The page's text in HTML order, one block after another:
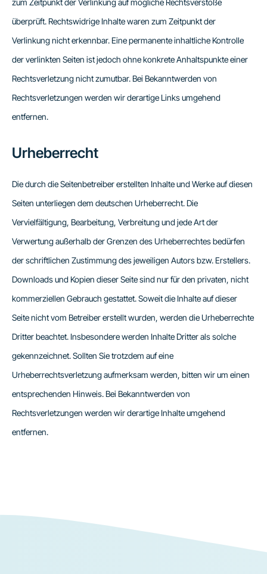
zum Zeitpunkt der Verlinkung auf mögliche Rechtsverstöße
überprüft. Rechtswidrige Inhalte waren zum Zeitpunkt der
Verlinkung nicht erkennbar. Eine permanente inhaltliche Kontrolle
der verlinkten Seiten ist jedoch ohne konkrete Anhaltspunkte einer
Rechtsverletzung nicht zumutbar. Bei Bekanntwerden von
Rechtsverletzungen werden wir derartige Links umgehend
entfernen.
Urheberrecht
Die durch die Seitenbetreiber erstellten Inhalte und Werke auf diesen
Seiten unterliegen dem deutschen Urheberrecht. Die
Vervielfältigung, Bearbeitung, Verbreitung und jede Art der
Verwertung außerhalb der Grenzen des Urheberrechtes bedürfen
der schriftlichen Zustimmung des jeweiligen Autors bzw. Erstellers.
Downloads und Kopien dieser Seite sind nur für den privaten, nicht
kommerziellen Gebrauch gestattet. Soweit die Inhalte auf dieser
Seite nicht vom Betreiber erstellt wurden, werden die Urheberrechte
Dritter beachtet. Insbesondere werden Inhalte Dritter als solche
gekennzeichnet. Sollten Sie trotzdem auf eine
Urheberrechtsverletzung aufmerksam werden, bitten wir um einen
entsprechenden Hinweis. Bei Bekanntwerden von
Rechtsverletzungen werden wir derartige Inhalte umgehend
entfernen.